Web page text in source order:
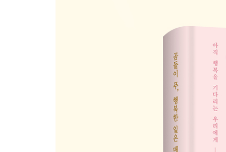
누구나 자기 자신을 가장 사랑합니다
다수의 의견을 따르는 것이 편하기는 하지만
앞으로 나아가기 위해서 과거의 나를 버리세요
자립한 사람은 주변의 말에 쉽게 흔들리지 않아요
3장. 인생이라는 숲속에서 나를 잃지 않으려면